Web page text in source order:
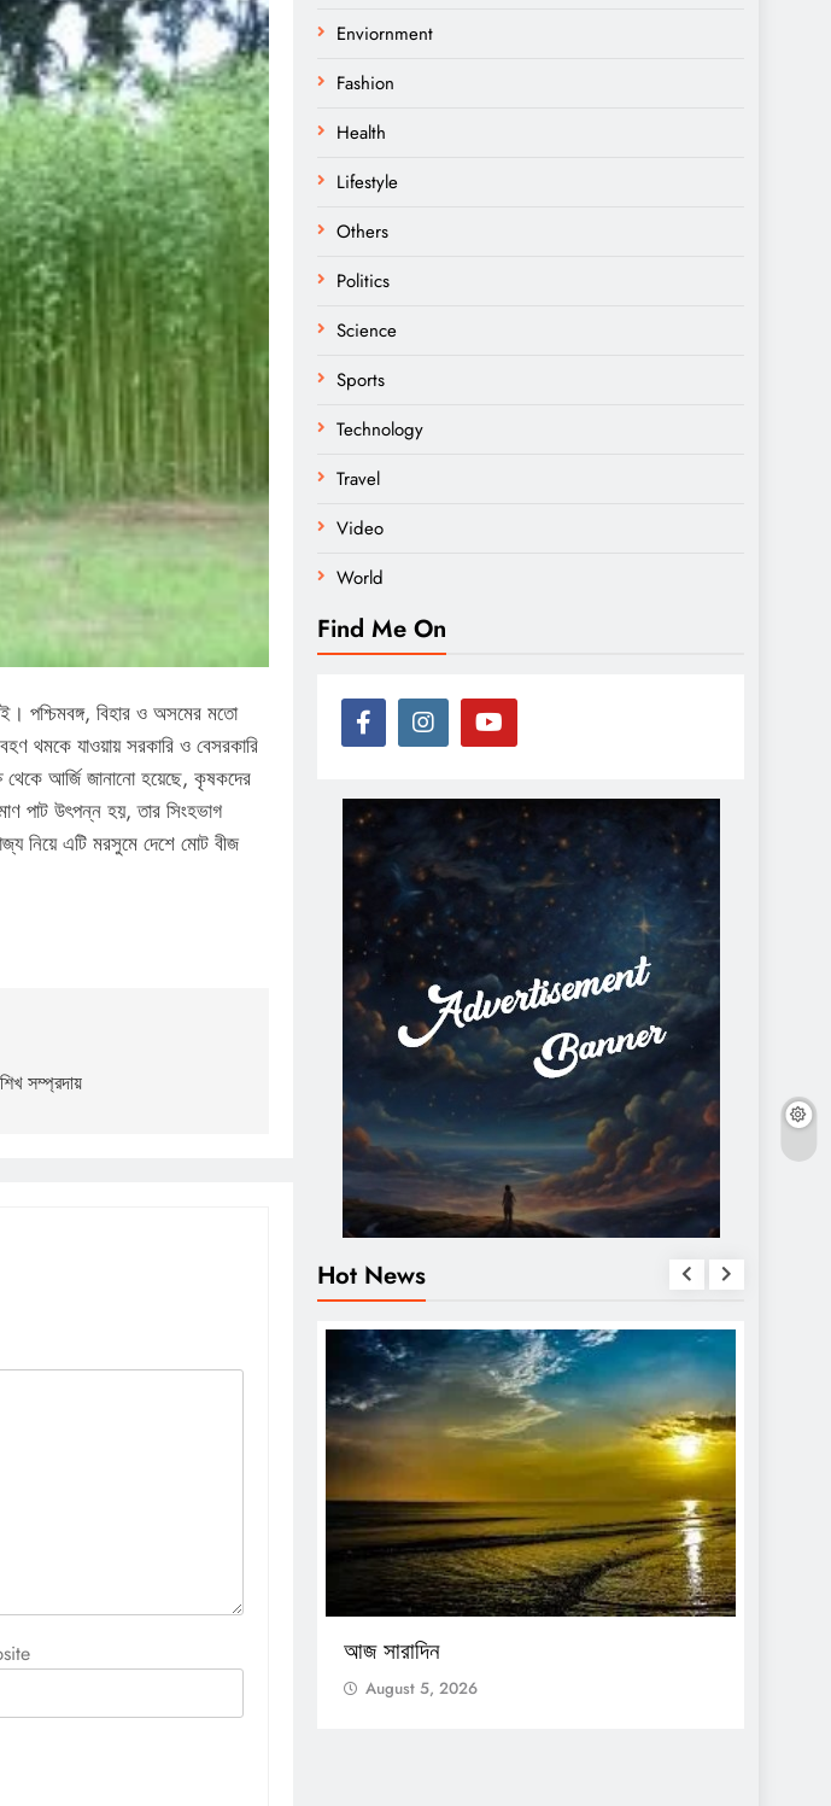
পশ্চিমবঙ্গ, বিহার ও অসমের মতো
থমকে যাওয়ায় সরকারি ও বেসরকারি
থেকে আর্জি জানানো হয়েছে, কৃষকদের
পাট উৎপন্ন হয়, তার সিংহভাগ
নিয়ে এটি মরসুমে দেশে মোট বীজ
সম্প্রদায়
Enviornment
Fashion
Health
Lifestyle
Others
Politics
Science
Sports
Technology
Travel
Video
World
Find Me On
Hot News
আজ সারাদিন
August 5, 2026